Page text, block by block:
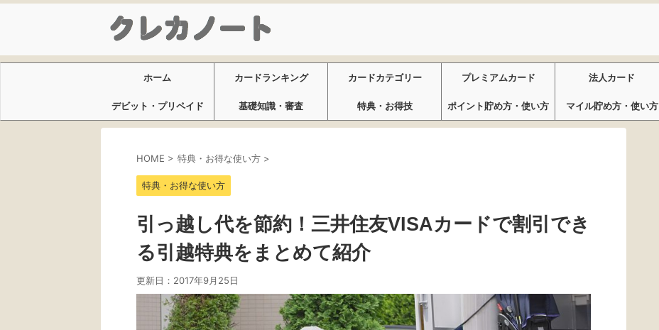
ホーム カードランキング カードカテゴリー プレミアムカード 法人カード
デビット・プリペイド 基礎知識・審査 特典・お得技 ポイント貯め方・使い方 マイル貯め方・使い方
HOME > 特典・お得な使い方 >
特典・お得な使い方
引っ越し代を節約！三井住友VISAカードで割引でき
る引越特典をまとめて紹介
更新日： 2017年9月25日